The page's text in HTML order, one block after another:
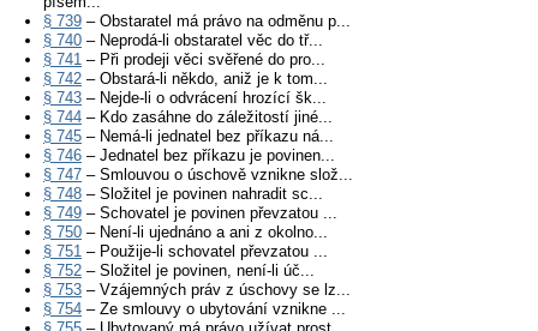
§ 739 – Obstaratel má právo na odměnu p...
§ 740 – Neprodá-li obstaratel věc do tř...
§ 741 – Při prodeji věci svěřené do pro...
§ 742 – Obstará-li někdo, aniž je k tom...
§ 743 – Nejde-li o odvrácení hrozící šk...
§ 744 – Kdo zasáhne do záležitostí jiné...
§ 745 – Nemá-li jednatel bez příkazu ná...
§ 746 – Jednatel bez příkazu je povinen...
§ 747 – Smlouvou o úschově vznikne slož...
§ 748 – Složitel je povinen nahradit sc...
§ 749 – Schovatel je povinen převzatou ...
§ 750 – Není-li ujednáno a ani z okolno...
§ 751 – Použije-li schovatel převzatou ...
§ 752 – Složitel je povinen, není-li úč...
§ 753 – Vzájemných práv z úschovy se lz...
§ 754 – Ze smlouvy o ubytování vznikne ...